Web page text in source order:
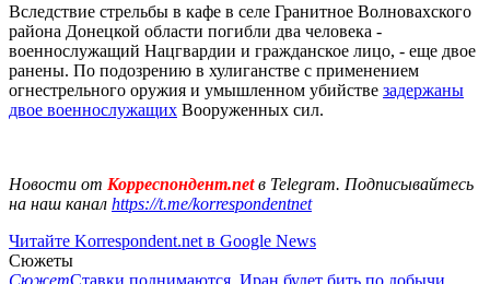
Вследствие стрельбы в кафе в селе Гранитное Волновахского
района Донецкой области погибли два человека -
военнослужащий Нацгвардии и гражданское лицо, - еще двое
ранены. По подозрению в хулиганстве с применением
огнестрельного оружия и умышленном убийстве задержаны
двое военнослужащих Вооруженных сил.
Новости от Корреспондент.netв Telegram. Подписывайтесь
на наш канал https://t.me/korrespondentnet
Читайте Korrespondent.net в Google News
Сюжеты
СюжетСтавки поднимаются. Иран будет бить по добычи